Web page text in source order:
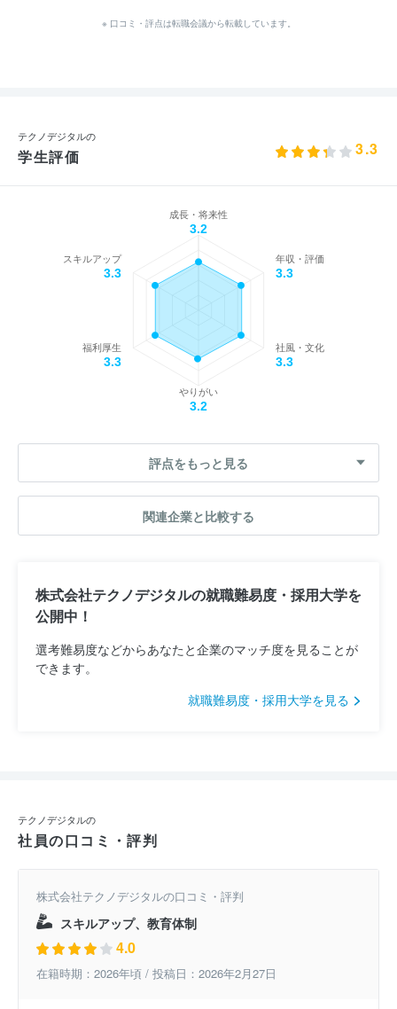
※ 口コミ・評点は転職会議から転載しています。
テクノデジタルの
学生評価 3.3
成長・将来性
3.2
年収・評価
3.3
社風・文化
3.3
やりがい
3.2
福利厚生
3.3
スキルアップ
3.3
評点をもっと見る
関連企業と比較する
株式会社テクノデジタルの就職難易度・採用大学を
公開中！
選考難易度などからあなたと企業のマッチ度を見ることが
できます。
就職難易度・採用大学を見る
テクノデジタルの
社員の口コミ・評判
株式会社テクノデジタルの口コミ・評判
スキルアップ、教育体制
4.0
在籍時期：2026年頃 / 投稿日：2026年2月27日